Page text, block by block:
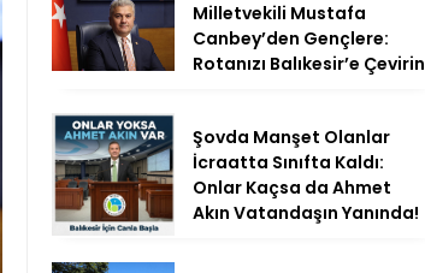
Milletvekili Mustafa
Canbey’den Gençlere:
Rotanızı Balıkesir’e Çevirin
Şovda Manşet Olanlar
İcraatta Sınıfta Kaldı:
Onlar Kaçsa da Ahmet
Akın Vatandaşın Yanında!